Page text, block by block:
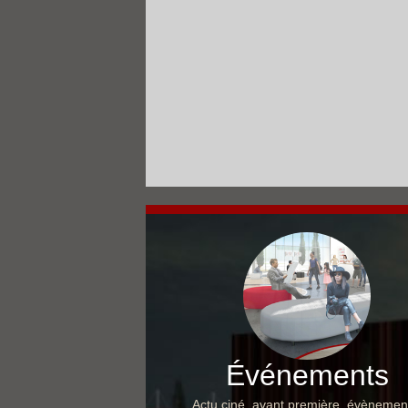
Événements
Actu ciné, avant première,